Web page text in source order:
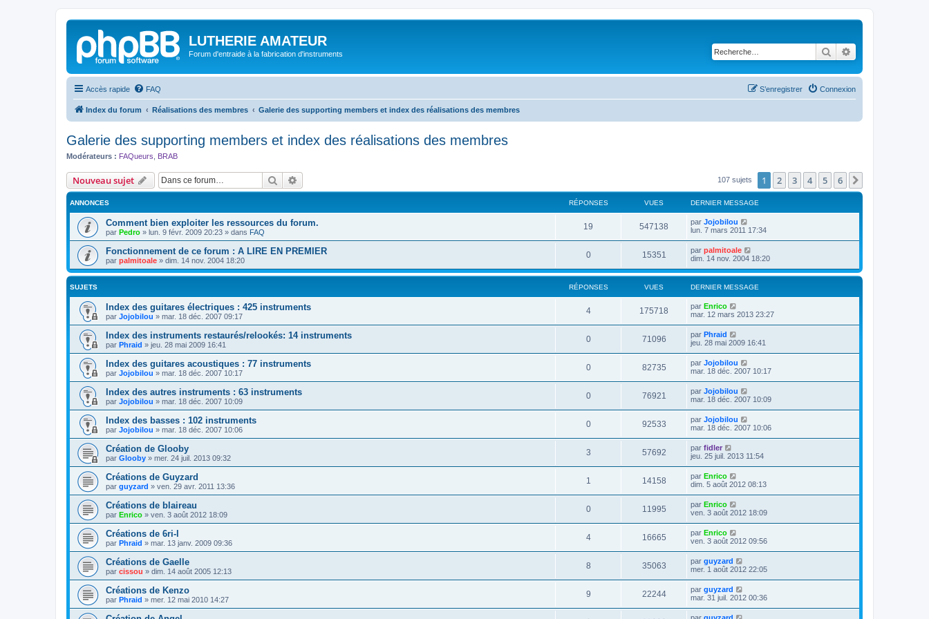
LUTHERIE AMATEUR
Forum d'entraide à la fabrication d'instruments Rechercher
Accès rapide FAQ Connexion
S’enregistrer
Index du forum Réalisations des membres Galerie des supporting members et index des réalisations des membres
Galerie des supporting members et index des réalisations des membres
Modérateurs : FAQueurs BRAB
Nouveau sujet Rechercher 107 sujets 1 2 3 4 5 6
ANNONCES RÉPONSES VUES DERNIER MESSAGE
Comment bien exploiter les ressources du forum.
par Pedro » lun. 9 févr. 2009 20:23 » dans FAQ
19 547138 par Jojobilou
lun. 7 mars 2011 17:34
Fonctionnement de ce forum : A LIRE EN PREMIER
par palmitoale » dim. 14 nov. 2004 18:20
0 15351 par palmitoale
dim. 14 nov. 2004 18:20
SUJETS RÉPONSES VUES DERNIER MESSAGE
Index des guitares électriques : 425 instruments
par Jojobilou » mar. 18 déc. 2007 09:17
4 175718 par Enrico
mar. 12 mars 2013 23:27
Index des instruments restaurés/relookés: 14 instruments
par Phraid » jeu. 28 mai 2009 16:41
0 71096 par Phraid
jeu. 28 mai 2009 16:41
Index des guitares acoustiques : 77 instruments
par Jojobilou » mar. 18 déc. 2007 10:17
0 82735 par Jojobilou
mar. 18 déc. 2007 10:17
Index des autres instruments : 63 instruments
par Jojobilou » mar. 18 déc. 2007 10:09
0 76921 par Jojobilou
mar. 18 déc. 2007 10:09
Index des basses : 102 instruments
par Jojobilou » mar. 18 déc. 2007 10:06
0 92533 par Jojobilou
mar. 18 déc. 2007 10:06
Création de Glooby
par Glooby » mer. 24 juil. 2013 09:32
3 57692 par fidler
jeu. 25 juil. 2013 11:54
Créations de Guyzard
par guyzard » ven. 29 avr. 2011 13:36
1 14158 par Enrico
dim. 5 août 2012 08:13
Créations de blaireau
par Enrico » ven. 3 août 2012 18:09
0 11995 par Enrico
ven. 3 août 2012 18:09
Créations de 6ri-l
par Phraid » mar. 13 janv. 2009 09:36
4 16665 par Enrico
ven. 3 août 2012 09:56
Créations de Gaelle
par cissou » dim. 14 août 2005 12:13
8 35063 par guyzard
mer. 1 août 2012 22:05
Créations de Kenzo
par Phraid » mer. 12 mai 2010 14:27
9 22244 par guyzard
mar. 31 juil. 2012 00:36